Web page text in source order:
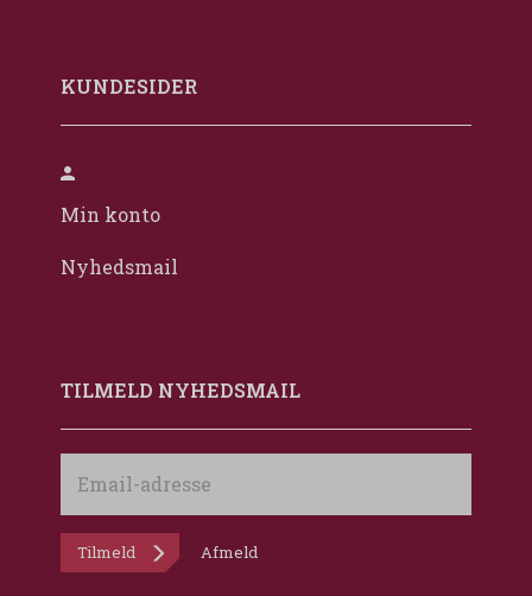
KUNDESIDER
Min konto
Nyhedsmail
TILMELD NYHEDSMAIL
adresse
Tilmeld Afmeld